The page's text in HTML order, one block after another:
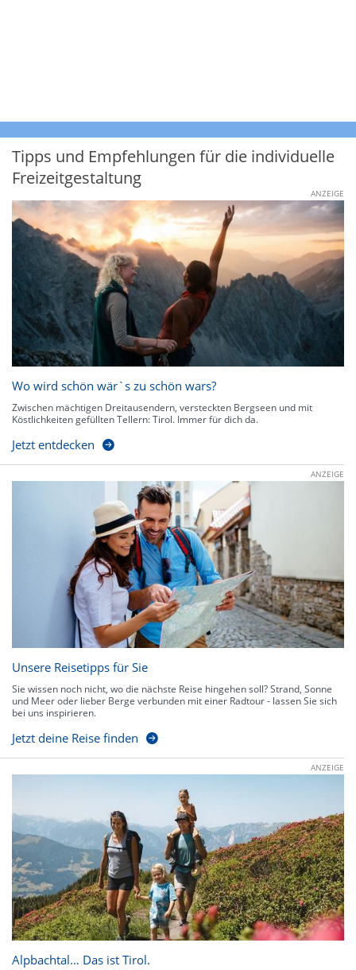
Tipps und Empfehlungen für die individuelle
Freizeitgestaltung
ANZEIGE
Wo wird schön wär`s zu schön wars?
Zwischen mächtigen Dreitausendern, versteckten Bergseen und mit
Köstlichkeiten gefüllten Tellern: Tirol. Immer für dich da.
Jetzt entdecken
ANZEIGE
Unsere Reisetipps für Sie
Sie wissen noch nicht, wo die nächste Reise hingehen soll? Strand, Sonne
und Meer oder lieber Berge verbunden mit einer Radtour - lassen Sie sich
bei uns inspirieren.
Jetzt deine Reise finden
ANZEIGE
Alpbachtal… Das ist Tirol.